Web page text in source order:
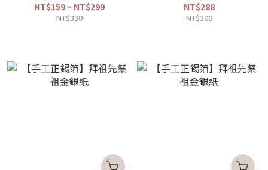
NT$159 ~ NT$299
NT$330
NT$288
NT$300